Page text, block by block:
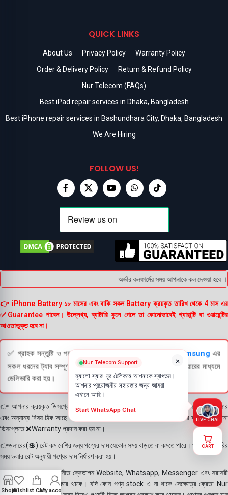
QUICK LINKS
About Us Privacy Policy
Warranty Policy
Order & Delivery Policy
Return & Refund Policy
Nur Telecom (FAQs)
Best iPad repair services in Dhaka, Bangladesh
Best iPhone repair services in Bashundhara City, Dhaka, Bangladesh
We Are Hiring
FOLLOW US!
অর্ডার কনফার্মের সময় আপনাকে কল দেওয়া
👉 iPhone Battery ১৮ মাসের এবং বাকি সকল Battery ক্রয়কৃত তারিখ থেকে 4 মাস এর
✅Guarantee পাবেন। উল্লেখ্য, ব্যাটারি ফুলে গেলে তা কোনোভাবেই গ্যারান্টি বা ওয়ারেন্টির
আওতাভুক্ত হবে না।
✅ গ্রাহক সন্তুষ্টি ও পণ্যের স্বচ্ছতা নিশ্চিত করতে Samsung এর
সকল ধরনের ট্যাব সম্পূর্ণরূপে যাচাই (Check) করার পরই বিক্রি ও কুরিয়ারের মাধ্যমে
ডেলিভারি করা হয়।
👉 আপনার ক্রয়কৃত ডিসপ্লে স্থায়ী ভাবে লাগানোর আগে মোবাইলে লাগিয়ে চেক করে নিবেন কালার
এবং অন্যান্য বিষয় ঠিক আছে কিনা। শতভাগ নিশ্চিত হয়ে পলি তুলবেন। পলি তোলা বা আঠা লাগানো
ডিসপ্লেতে ❌Warranty প্রদান করা হয় না।
👉ডলারের(💲) রেট কম বেশির জন্য পণ্যের দাম যেকোন সময় বাড়তে বা কমতে পারে। পণ্য ডেলিভারির
সময় ডলার রেট অনুযায়ী পণ্যের দাম নির্ধারণ করা হয়।
👉বিঃ দ্রঃ- আমাদের সম্মানীত ক্রেতাগন Website, Whatsapp, Messenger এবং সরাসরী
ফোন করে পণ্য Order করে থাকে। যদি কোন পণ্য stock এ না থাকে সেক্ষেত্রে ক্রেতা Nur
ShopWishlist CartMy account
×
Nur Telecom Support
হ্যালো স্যার! নূর টেলিকমে আপনাকে স্বাগতম।
আপনার প্রয়োজনীয় সহায়তার জন্য আমরা
এখানে আছি।
Start WhatsApp Chat
LIVE CHAT
CART